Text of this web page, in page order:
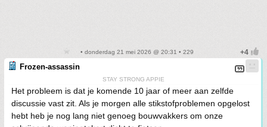
• donderdag 21 mei 2026 @ 20:31 • 229
Frozen-assassin
STAY STRONG APPIE
Het probleem is dat je komende 10 jaar of meer aan zelfde
discussie vast zit. Als je morgen alle stikstofproblemen opgelost
hebt heb je nog lang niet genoeg bouwvakkers om onze